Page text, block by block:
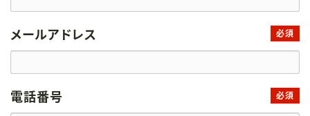
メールアドレス 必須
電話番号 必須